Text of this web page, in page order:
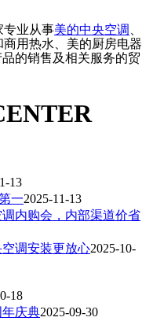
专业从事美的中央空调
商用热水、美的厨房电器
的销售及相关服务的贸
13
一2025-11-13
内购会，内部渠道价省
调安装更放心2025-10-
18
庆典2025-09-30